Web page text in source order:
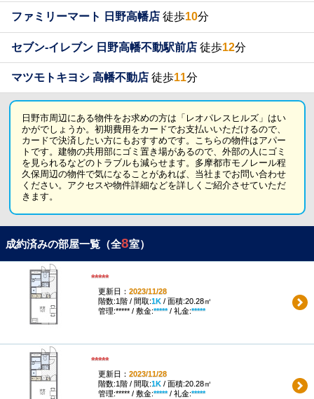
ファミリーマート 日野高幡店 徒歩10分
セブン-イレブン 日野高幡不動駅前店 徒歩12分
マツモトキヨシ 高幡不動店 徒歩11分
日野市周辺にある物件をお求めの方は「レオパレスヒルズ」はい
かがでしょうか。初期費用をカードでお支払いいただけるので、
カードで決済したい方にもおすすめです。こちらの物件はアパー
トです。建物の共用部にゴミ置き場があるので、外部の人にゴミ
を見られるなどのトラブルも減らせます。多摩都市モノレール程
久保周辺の物件で気になることがあれば、当社までお問い合わせ
ください。アクセスや物件詳細などを詳しくご紹介させていただ
きます。
成約済みの部屋一覧（全8室）
*****
更新日： 2023/11/28
階数:1階 / 間取:1K/ 面積:20.28㎡
管理:***** / 敷金:*****/ 礼金:*****
*****
更新日： 2023/11/28
階数:1階 / 間取:1K/ 面積:20.28㎡
管理:***** / 敷金:*****/ 礼金:*****